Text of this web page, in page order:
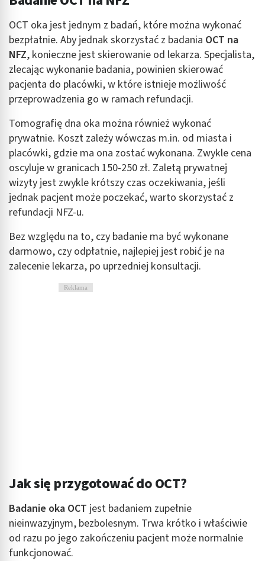
OCT oka jest jednym z badań, które można wykonać
bezpłatnie. Aby jednak skorzystać z badania OCT na
NFZ, konieczne jest skierowanie od lekarza. Specjalista,
zlecając wykonanie badania, powinien skierować
pacjenta do placówki, w które istnieje możliwość
przeprowadzenia go w ramach refundacji.
Tomografię dna oka można również wykonać
prywatnie. Koszt zależy wówczas m.in. od miasta i
placówki, gdzie ma ona zostać wykonana. Zwykle cena
oscyluje w granicach 150-250 zł. Zaletą prywatnej
wizyty jest zwykle krótszy czas oczekiwania, jeśli
jednak pacjent może poczekać, warto skorzystać z
refundacji NFZ-u.
Bez względu na to, czy badanie ma być wykonane
darmowo, czy odpłatnie, najlepiej jest robić je na
zalecenie lekarza, po uprzedniej konsultacji.
Reklama
Jak się przygotować do OCT?
Badanie oka OCT jest badaniem zupełnie
nieinwazyjnym, bezbolesnym. Trwa krótko i właściwie
od razu po jego zakończeniu pacjent może normalnie
funkcjonować.